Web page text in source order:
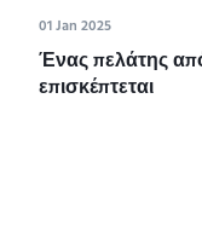
01 Jan 2025
Ένας πελάτης
επισκέπτεται